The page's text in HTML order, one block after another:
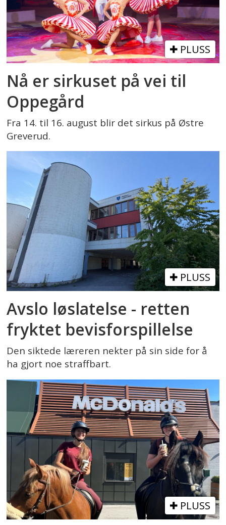
PLUSS
Nå er sirkuset på vei til
Oppegård
Fra 14. til 16. august blir det sirkus på Østre
Greverud.
PLUSS
Avslo løslatelse - retten
fryktet bevisforspillelse
Den siktede læreren nekter på sin side for å
ha gjort noe straffbart.
PLUSS